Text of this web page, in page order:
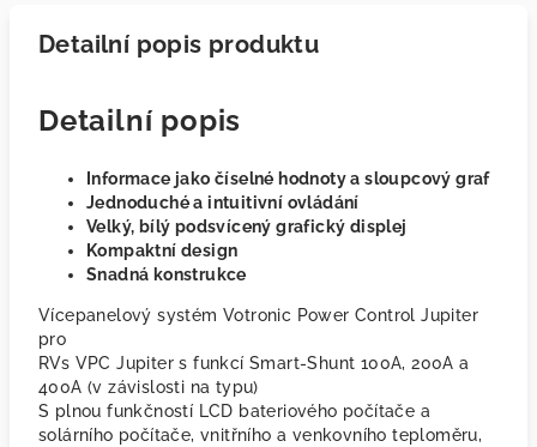
Detailní popis produktu
Detailní popis
Informace jako číselné hodnoty a sloupcový graf
Jednoduché a intuitivní ovládání
Velký, bílý podsvícený grafický displej
Kompaktní design
Snadná konstrukce
Vícepanelový systém Votronic Power Control Jupiter
pro
RVs VPC Jupiter s funkcí Smart-Shunt 100A, 200A a
400A (v závislosti na typu)
S plnou funkčností LCD bateriového počítače a
solárního počítače, vnitřního a venkovního teploměru,